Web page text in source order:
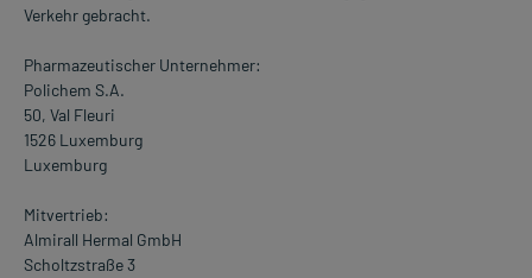
Verkehr gebracht.
Pharmazeutischer Unternehmer:
Polichem S.A.
50, Val Fleuri
1526 Luxemburg
Luxemburg
Mitvertrieb:
Almirall Hermal GmbH
Scholtzstraße 3